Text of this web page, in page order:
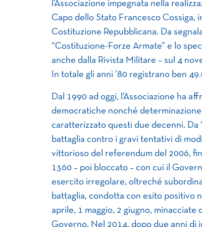
l’Associazione impegnata nella
Capo dello Stato Francesco Cossiga,
Costituzione Repubblicana. Da
“Costituzione-Forze Armate” e lo
anche dalla Rivista Militare – sul 4
In totale gli anni ’80 registrano ben
Dal 1990 ad oggi, l’Associazione ha
democratiche nonché
caratterizzato questi due decenni. Da
battaglia contro i gravi tentativi di
vittorioso del referendum del 2006,
1360 – poi bloccato – con cui il
esercito irregolare, oltreché
battaglia, condotta con esito positivo
aprile, 1 maggio, 2 giugno, minacciate
Governo. Nel 2014, dopo due anni di